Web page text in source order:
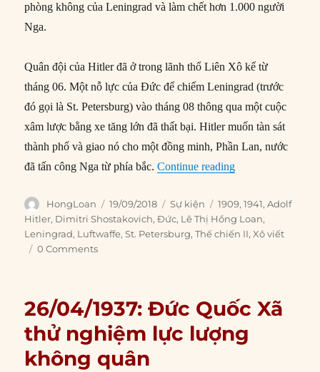
phòng không của Leningrad và làm chết hơn 1.000 người
Nga.
Quân đội của Hitler đã ở trong lãnh thổ Liên Xô kể từ
tháng 06. Một nỗ lực của Đức để chiếm Leningrad (trước
đó gọi là St. Petersburg) vào tháng 08 thông qua một cuộc
xâm lược bằng xe tăng lớn đã thất bại. Hitler muốn tàn sát
thành phố và giao nó cho một đồng minh, Phần Lan, nước
đã tấn công Nga từ phía bắc.Continue reading“19/09/1941: Đức
Author
HongLoan
Posted
on
19/09/2018 Categories
Sự kiện Tags
1909,1941,Adolf
Hitler, Dimitri Shostakovich,Đức, Lê Thị Hồng Loan,
Leningrad, Luftwaffe,St. Petersburg,Thế chiến II,Xô viết
0 Comments
26/04/1937: Đức Quốc Xã
thử nghiệm lực lượng
không quân